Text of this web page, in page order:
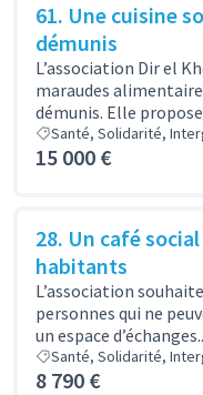
61. Une cuisine
démunis
L’association Dir el
maraudes
démunis. Elle propose
Santé, Solidarité,
15 000 €
28. Un café
habitants
L’association
personnes qui ne
un espace
Santé, Solidarité,
8 790 €